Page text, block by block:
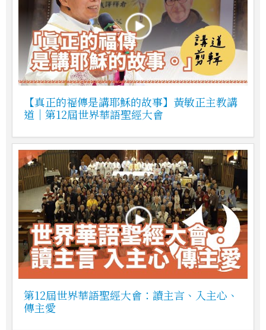
【真正的福傳是講耶穌的故事】黃敏正主教講
道｜第12屆世界華語聖經大會
第12屆世界華語聖經大會：讀主言、入主心、
傳主愛